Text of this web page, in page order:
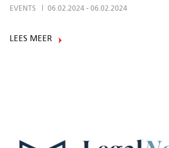
EVENTS 06.02.2024 - 06.02.2024
LEES MEER